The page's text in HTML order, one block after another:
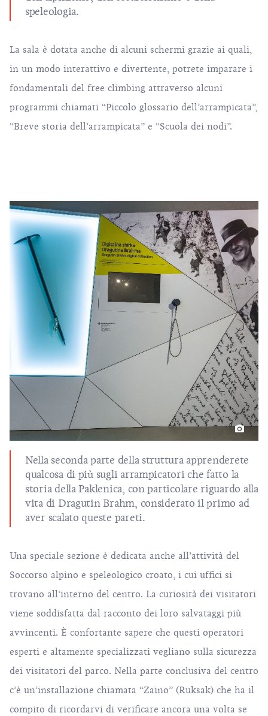
speleologia.
La sala è dotata anche di alcuni schermi grazie ai quali,
in un modo interattivo e divertente, potrete imparare i
fondamentali del free climbing attraverso alcuni
programmi chiamati “Piccolo glossario dell’arrampicata”,
“Breve storia dell’arrampicata” e “Scuola dei nodi”.
Nella seconda parte della struttura apprenderete
qualcosa di più sugli arrampicatori che fatto la
storia della Paklenica, con particolare riguardo alla
vita di Dragutin Brahm, considerato il primo ad
aver scalato queste pareti.
Una speciale sezione è dedicata anche all’attività del
Soccorso alpino e speleologico croato, i cui uffici si
trovano all’interno del centro. La curiosità dei visitatori
viene soddisfatta dal racconto dei loro salvataggi più
avvincenti. È confortante sapere che questi operatori
esperti e altamente specializzati vegliano sulla sicurezza
dei visitatori del parco. Nella parte conclusiva del centro
c’è un’installazione chiamata “Zaino” (Ruksak) che ha il
compito di ricordarvi di verificare ancora una volta se